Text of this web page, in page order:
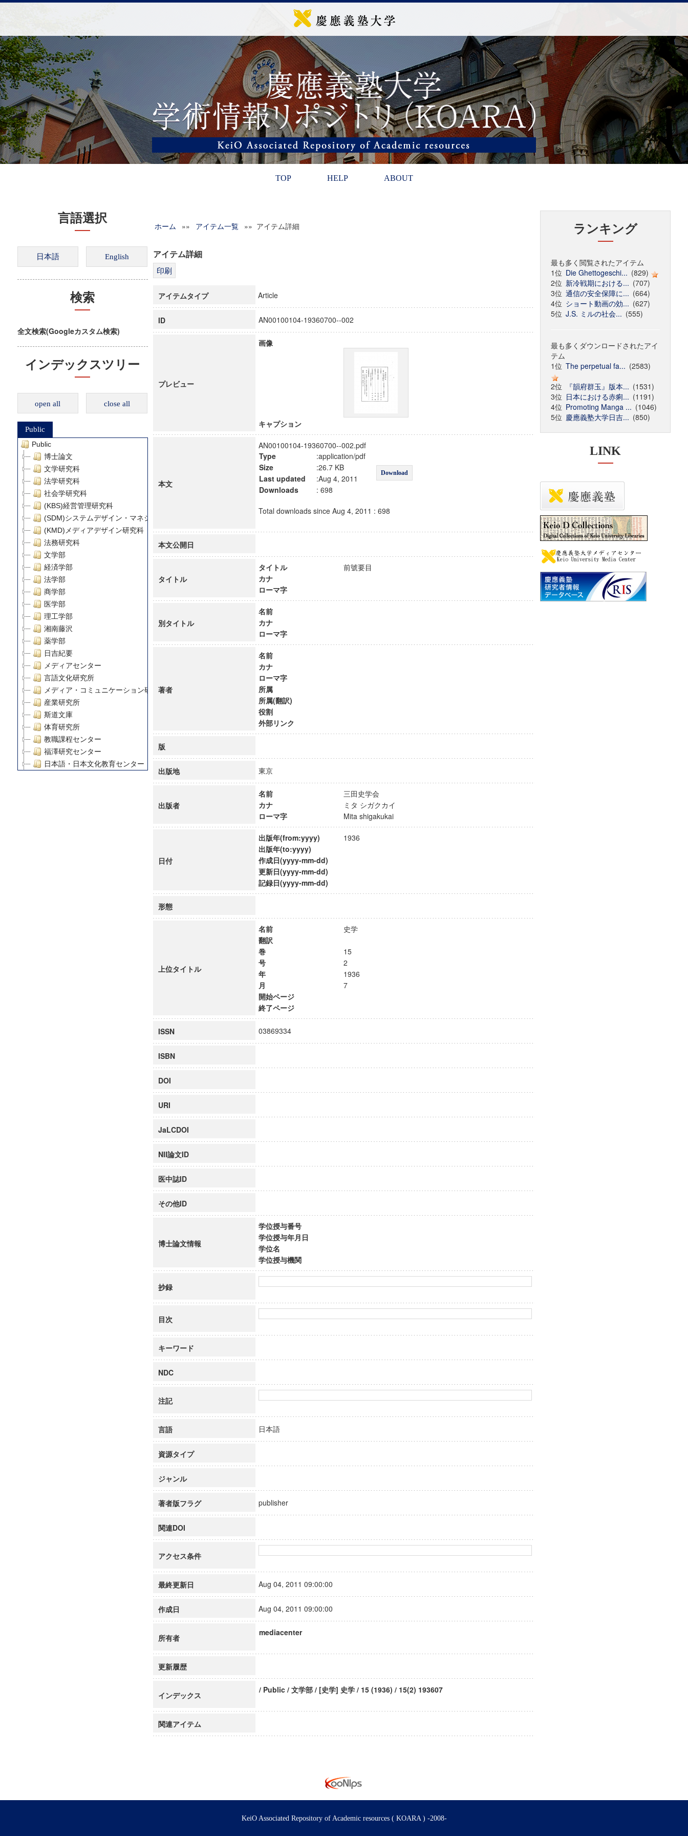
TOP HELP ABOUT
言語選択
検索
全文検索(Googleカスタム検索)
インデックスツリー
open all close all
Public
Public
博士論文
文学研究科
法学研究科
社会学研究科
(KBS)経営管理研究科
(SDM)システムデザイン・マネジメント研究科
(KMD)メディアデザイン研究科
法務研究科
文学部
経済学部
法学部
商学部
医学部
理工学部
湘南藤沢
薬学部
日吉紀要
メディアセンター
言語文化研究所
メディア・コミュニケーション研究所
産業研究所
斯道文庫
体育研究所
教職課程センター
福澤研究センター
日本語・日本文化教育センター
デジタルメディア・コンテンツ統合研究センター
慶應義塾大学グローバルCOEプログラム市民社会ガバナンス教育研究センター
慶應義塾大学グローバルCOEプログラム論理と感性の先端的教育研究拠点
博士課程教育リーディングプログラム「超成熟社会発展のサイエンス」
ホーム »» アイテム一覧 »» アイテム詳細
アイテム詳細
アイテムタイプ Article
ID AN00100104-19360700--002
プレビュー
画像
キャプション
本文
AN00100104-19360700--002.pdf
Type
:application/pdf
Download
Size
:26.7 KB
Last updated
:Aug 4, 2011
Downloads
: 698
Total downloads since Aug 4, 2011 : 698
本文公開日
タイトル
タイトル
前號要目
カナ
ローマ字
別タイトル
名前
カナ
ローマ字
著者
名前
カナ
ローマ字
所属
所属(翻訳)
役割
外部リンク
版
出版地 東京
出版者
名前
三田史学会
カナ
ミタ シガクカイ
ローマ字
Mita shigakukai
日付
出版年(from:yyyy)
1936
出版年(to:yyyy)
作成日(yyyy-mm-dd)
更新日(yyyy-mm-dd)
記録日(yyyy-mm-dd)
形態
上位タイトル
名前
史学
翻訳
巻
15
号
2
年
1936
月
7
開始ページ
終了ページ
ISSN 03869334
ISBN
DOI
URI
JaLCDOI
NII論文ID
医中誌ID
その他ID
博士論文情報
学位授与番号
学位授与年月日
学位名
学位授与機関
抄録
目次
キーワード
NDC
注記
言語 日本語
資源タイプ
ジャンル
著者版フラグ publisher
関連DOI
アクセス条件
最終更新日 Aug 04, 2011 09:00:00
作成日 Aug 04, 2011 09:00:00
所有者
mediacenter
更新履歴
インデックス
/ Public / 文学部 / [史学] 史学 / 15 (1936) / 15(2) 193607
関連アイテム
ランキング
最も多く閲覧されたアイテム
1位 Die Ghettogeschi... (829)
2位 新冷戦期における... (707)
3位 通信の安全保障に... (664)
4位 ショート動画の効... (627)
5位 J.S. ミルの社会... (555)
最も多くダウンロードされたアイ
テム
1位 The perpetual fa... (2583)
2位
『韻府群玉』版本... (1531)
3位 日本における赤痢... (1191)
4位 Promoting Manga ... (1046)
5位 慶應義塾大学日吉... (850)
LINK
KeiO Associated Repository of Academic resources ( KOARA ) -2008-